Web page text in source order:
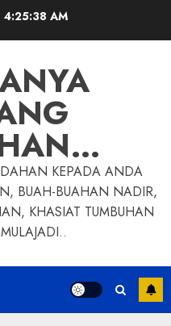
4:25:39 AM
KEPADA ANDA
BUAH-BUAHAN NADIR,
KHASIAT TUMBUHAN